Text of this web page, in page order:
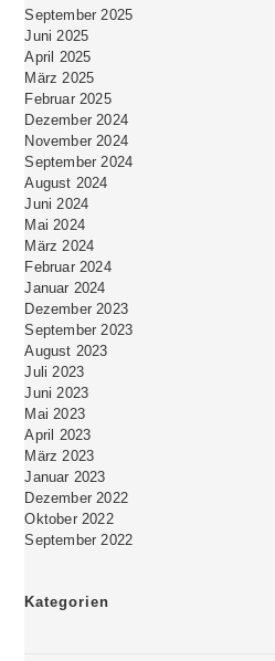
September 2025
Juni 2025
April 2025
März 2025
Februar 2025
Dezember 2024
November 2024
September 2024
August 2024
Juni 2024
Mai 2024
März 2024
Februar 2024
Januar 2024
Dezember 2023
September 2023
August 2023
Juli 2023
Juni 2023
Mai 2023
April 2023
März 2023
Januar 2023
Dezember 2022
Oktober 2022
September 2022
Kategorien